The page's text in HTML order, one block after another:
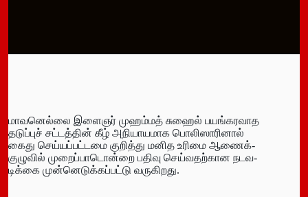
மாவ­னெல்லை இளைஞர் முஹம்மத் சுஹைல் பயங்­க­ர­வாத
தடுப்புச் சட்­டத்தின் கீழ் அநி­யா­ய­மாக பொலி­ஸா­ரினால்
கைது செய்­யப்­பட்­டமை குறித்து மனித உரிமை ஆணைக்­
கு­ழுவில் முறைப்­பா­டொன்றை பதிவு செய்­வதற்­கான நட­வ­
டிக்­கை முன்­னெ­டுக்­கப்­ப­ட்டு வருகிறது.